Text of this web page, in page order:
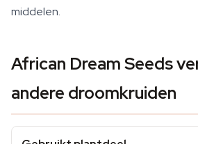
middelen.
African Dream Seeds
andere droomkruiden